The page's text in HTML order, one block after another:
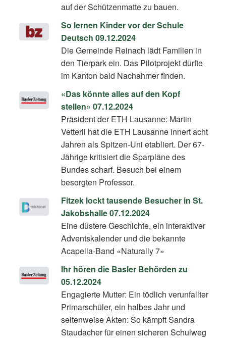
auf der Schützenmatte zu bauen.
So lernen Kinder vor der Schule
Deutsch 09.12.2024
Die Gemeinde Reinach lädt Familien in
den Tierpark ein. Das Pilotprojekt dürfte
im Kanton bald Nachahmer finden.
«Das könnte alles auf den Kopf
stellen» 07.12.2024
Präsident der ETH Lausanne: Martin
Vetterli hat die ETH Lausanne innert acht
Jahren als Spitzen-Uni etabliert. Der 67-
Jährige kritisiert die Sparpläne des
Bundes scharf. Besuch bei einem
besorgten Professor.
Fitzek lockt tausende Besucher in St.
Jakobshalle 07.12.2024
Eine düstere Geschichte, ein interaktiver
Adventskalender und die bekannte
Acapella-Band «Naturally 7»
Ihr hören die Basler Behörden zu
05.12.2024
Engagierte Mutter: Ein tödlich verunfallter
Primarschüler, ein halbes Jahr und
seitenweise Akten: So kämpft Sandra
Staudacher für einen sicheren Schulweg